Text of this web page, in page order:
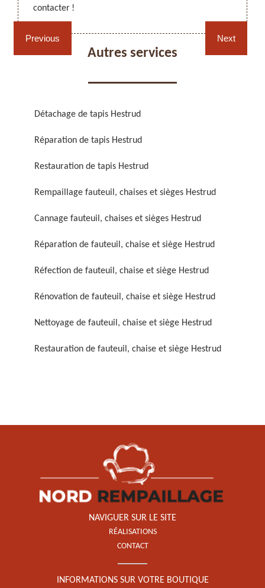
Rempaillage fauteuil,
chaises et sièges 59
Cannage fauteuil, chaises
et sièges 59
chaise et siège 59
Rénovation de fauteuil,
Nettoyage de fauteuil,
Previous
contacter !
Next
Autres services
Détachage de tapis Hestrud
Réparation de tapis Hestrud
Restauration de tapis Hestrud
Rempaillage fauteuil, chaises et sièges Hestrud
Cannage fauteuil, chaises et sièges Hestrud
Réparation de fauteuil, chaise et siège Hestrud
Réfection de fauteuil, chaise et siège Hestrud
Rénovation de fauteuil, chaise et siège Hestrud
Nettoyage de fauteuil, chaise et siège Hestrud
Restauration de fauteuil, chaise et siège Hestrud
NAVIGUER SUR LE SITE
RÉALISATIONS
CONTACT
INFORMATIONS SUR VOTRE BOUTIQUE